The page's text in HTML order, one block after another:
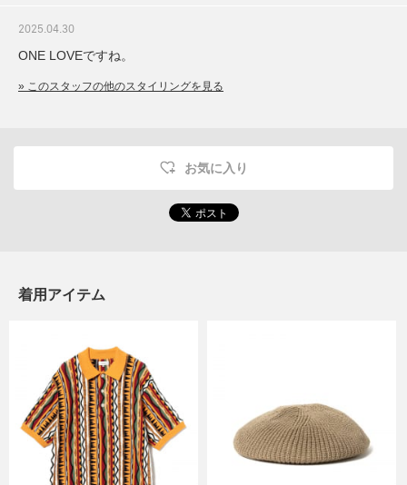
2025.04.30
ONE LOVEですね。
» このスタッフの他のスタイリングを見る
お気に入り
着用アイテム